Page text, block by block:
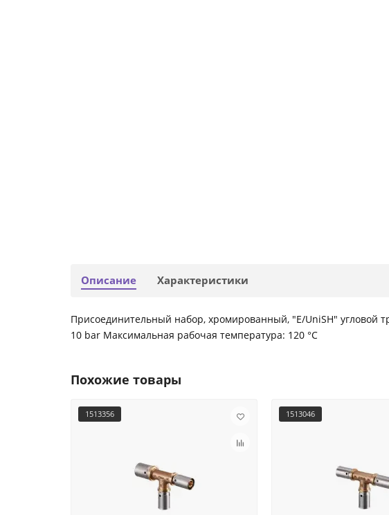
Описание Характеристики
Присоединительный набор, хромированный, "E/UniSH" угловой
10 bar Максимальная рабочая температура: 120 °C
Похожие товары
1513356 1513046